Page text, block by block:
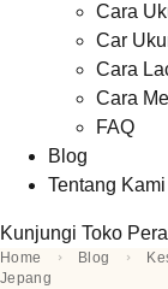
Cara
Car
Cara
Cara
FAQ
Blog
Tentang Kami
Kunjungi Toko
Home Blog
Jepang